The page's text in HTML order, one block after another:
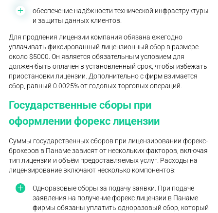
обеспечение надёжности технической инфраструктуры
и защиты данных клиентов.
Для продления лицензии компания обязана ежегодно
уплачивать фиксированный лицензионный сбор в размере
около $5000. Он является обязательным условием для
должен быть оплачен в установленный срок, чтобы избежать
приостановки лицензии. Дополнительно с фирм взимается
сбор, равный 0.0025% от годовых торговых операций.
Государственные сборы при
оформлении форекс лицензии
Суммы государственных сборов при лицензировании форекс-
брокеров в Панаме зависят от нескольких факторов, включая
тип лицензии и объём предоставляемых услуг. Расходы на
лицензирование включают несколько компонентов:
Одноразовые сборы за подачу заявки. При подаче
заявления на получение форекс лицензии в Панаме
фирмы обязаны уплатить одноразовый сбор, который